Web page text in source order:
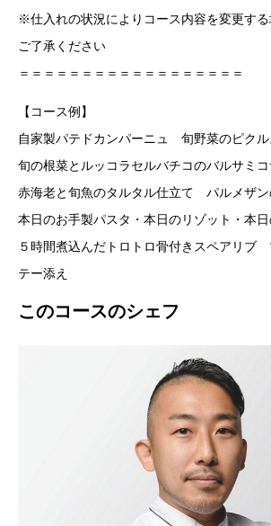
※仕入れの状況によりコース内容を変更する
ご了承ください
＝＝＝＝＝＝＝＝＝＝＝＝＝＝＝＝＝＝
【コース例】
自家製パテドカンパーニュ 旬野菜のピクル
旬の根菜とルッコラセルバチコのバルサミ
赤海老と旬魚のタルタル仕立て パルメザン
本日のお手製パスタ・本日のリゾット・本
５時間煮込んだトロトロ骨付きスペアリブ
テー添え
このコースのシェフ